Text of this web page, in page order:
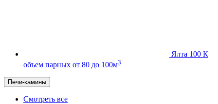
Ялта 100 К
объем парных от 80 до 100м3
Печи-камины
Смотреть все